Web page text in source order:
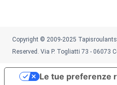
Copyright © 2009-2025
Reserved. Via P. Togliatti 73 - 06073
Le tue preferenze